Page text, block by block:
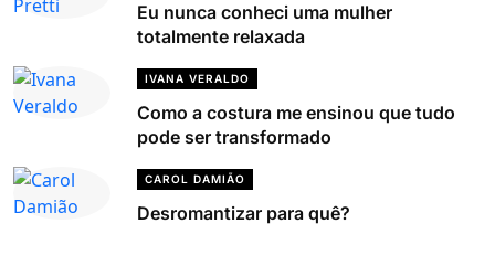
Eu nunca conheci uma mulher
totalmente relaxada
IVANA VERALDO
Como a costura me ensinou que tudo
pode ser transformado
CAROL DAMIÃO
Desromantizar para quê?